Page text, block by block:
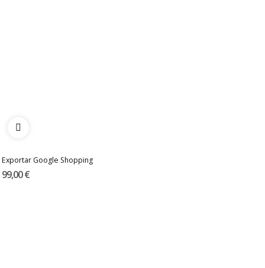
Exportar Google Shopping
99,00 €